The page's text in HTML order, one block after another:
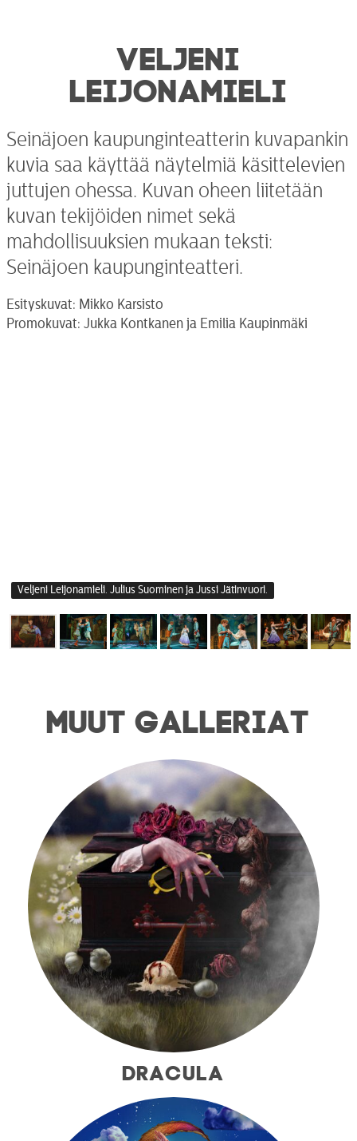
VELJENI
LEIJONAMIELI
Seinäjoen kaupunginteatterin kuvapankin
kuvia saa käyttää näytelmiä käsittelevien
juttujen ohessa. Kuvan oheen liitetään
kuvan tekijöiden nimet sekä
mahdollisuuksien mukaan teksti:
Seinäjoen kaupunginteatteri.
Esityskuvat: Mikko Karsisto
Promokuvat: Jukka Kontkanen ja Emilia Kaupinmäki
Veljeni Leijonamieli. Julius Suominen ja Jussi Jätinvuori.
MUUT GALLERIAT
DRACULA